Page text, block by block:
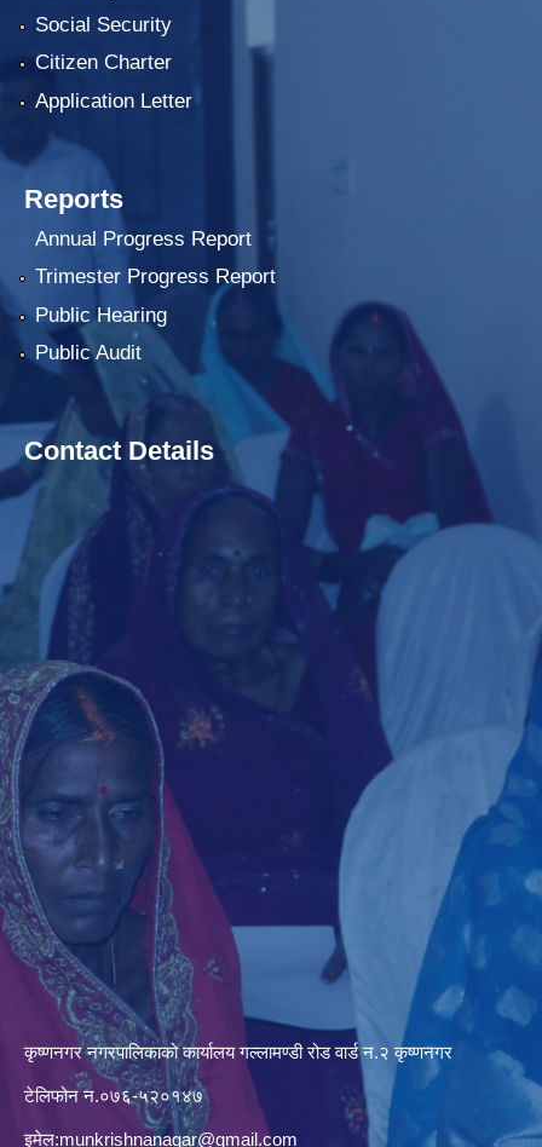
Social Security
Citizen Charter
Application Letter
Reports
Annual Progress Report
Trimester Progress Report
Public Hearing
Public Audit
Contact Details
कृष्णनगर नगरपालिकाको कार्यालय गल्लामण्डी रोड वार्ड न.२ कृष्णनगर
टेलिफोन न.०७६-५२०१४७
इमेल:munkrishnanagar@gmail.com